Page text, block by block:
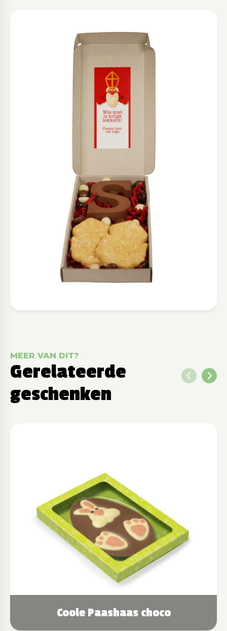
MEER VAN DIT?
Gerelateerde
geschenken
Coole Paashaas choco